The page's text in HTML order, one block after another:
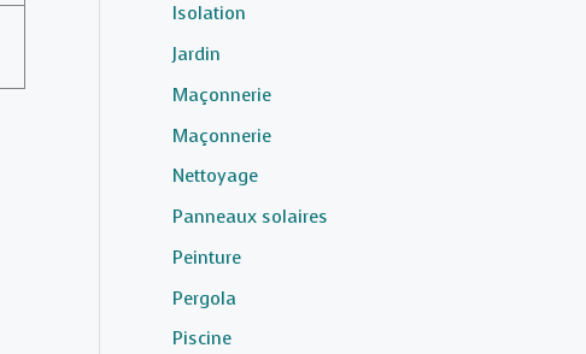
Isolation
Jardin
Maçonnerie
Maçonnerie
Nettoyage
Panneaux solaires
Peinture
Pergola
Piscine